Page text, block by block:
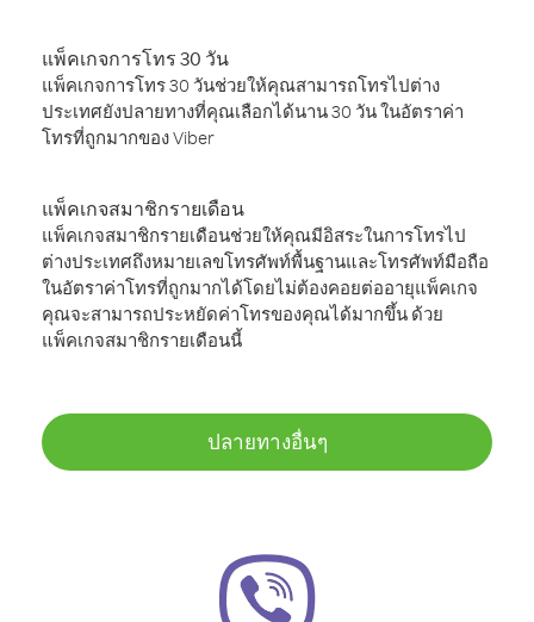
แพ็คเกจการโทร 30 วัน
แพ็คเกจการโทร 30 วันช่วยให้คุณสามารถโทรไปต่าง
ประเทศยังปลายทางที่คุณเลือกได้นาน 30 วัน ในอัตราค่า
โทรที่ถูกมากของ Viber
แพ็คเกจสมาชิกรายเดือน
แพ็คเกจสมาชิกรายเดือนช่วยให้คุณมีอิสระในการโทรไป
ต่างประเทศถึงหมายเลขโทรศัพท์พื้นฐานและโทรศัพท์มือถือ
ในอัตราค่าโทรที่ถูกมากได้โดยไม่ต้องคอยต่ออายุแพ็คเกจ
คุณจะสามารถประหยัดค่าโทรของคุณได้มากขึ้น ด้วย
แพ็คเกจสมาชิกรายเดือนนี้
ปลายทางอื่นๆ